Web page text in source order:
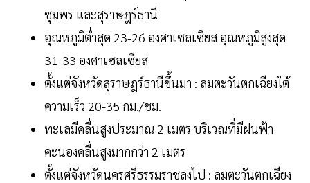
ชุมพร และสุราษฎร์ธานี
อุณหภูมิต่ำสุด 23-26 องศาเซลเซียส อุณหภูมิสูงสุด
31-33 องศาเซลเซียส
ตั้งแต่จังหวัดสุราษฎร์ธานีขึ้นมา : ลมตะวันตกเฉียงใต้
ความเร็ว 20-35 กม./ชม.
ทะเลมีคลื่นสูงประมาณ 2 เมตร บริเวณที่มีฝนฟ้า
คะนองคลื่นสูงมากกว่า 2 เมตร
ตั้งแต่จังหวัดนครศรีธรรมราชลงไป : ลมตะวันตกเฉียง